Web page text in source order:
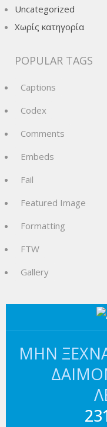
Uncategorized
Χωρίς κατηγορία
POPULAR TAGS
Captions
Codex
Comments
Embeds
Fail
Featured Image
Formatting
FTW
Gallery
ΜΗΝ